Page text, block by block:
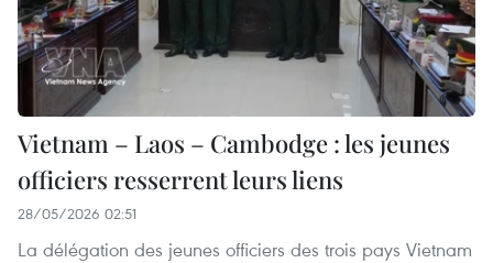
Vietnam – Laos – Cambodge : les jeunes
officiers resserrent leurs liens
28/05/2026 02:51
La délégation des jeunes officiers des trois pays Vietnam